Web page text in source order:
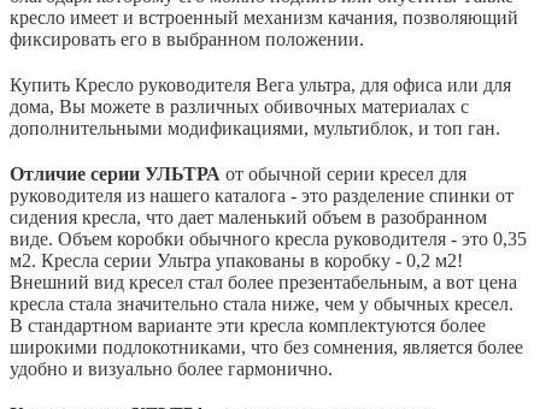
кресло имеет и встроенный механизм качания, позволяющий
фиксировать его в выбранном положении.
Купить Кресло руководителя Вега ультра, для офиса или для
дома, Вы можете в различных обивочных материалах с
дополнительными модификациями, мультиблок, и топ ган.
Отличие серии УЛЬТРА от обычной серии кресел для
руководителя из нашего каталога - это разделение спинки от
сидения кресла, что дает маленький объем в разобранном
виде. Объем коробки обычного кресла руководителя - это 0,35
м2. Кресла серии Ультра упакованы в коробку - 0,2 м2!
Внешний вид кресел стал более презентабельным, а вот цена
кресла стала значительно стала ниже, чем у обычных кресел.
В стандартном варианте эти кресла комплектуются более
широкими подлокотниками, что без сомнения, является более
удобно и визуально более гармонично.